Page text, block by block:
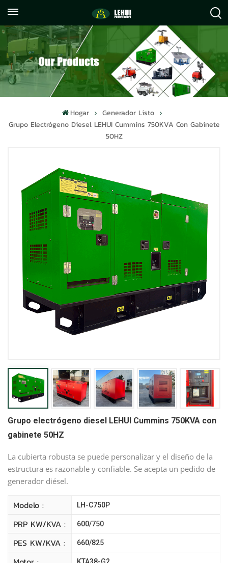
059122071372
info@lehuipowerfactory.com
Hogar
Generador Listo
Grupo Electrógeno Diesel LEHUI Cummins 750KVA Con Gabinete
50HZ
Grupo electrógeno diesel LEHUI Cummins 750KVA con
gabinete 50HZ
La cubierta robusta se puede personalizar y el diseño de la
estructura es razonable y confiable. Se acepta un pedido de
generador diésel.
Modelo : LH-C750P
PRP KW/kVA : 600/750
PES KW/kVA : 660/825
KTA38-G2